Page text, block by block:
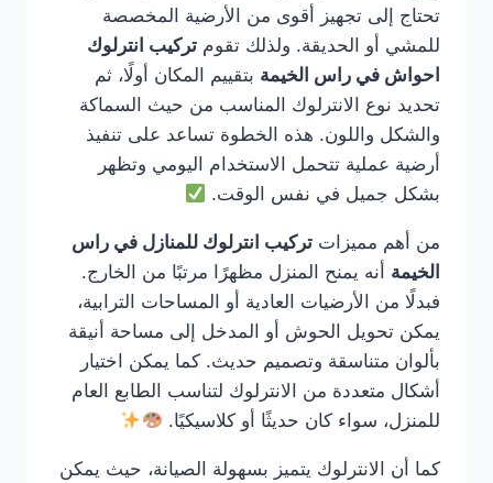
تحتاج إلى تجهيز أقوى من الأرضية المخصصة
للمشي أو الحديقة. ولذلك تقوم تركيب انترلوك
احواش في راس الخيمة بتقييم المكان أولًا، ثم
تحديد نوع الانترلوك المناسب من حيث السماكة
والشكل واللون. هذه الخطوة تساعد على تنفيذ
أرضية عملية تتحمل الاستخدام اليومي وتظهر
بشكل جميل في نفس الوقت.
من أهم مميزات تركيب انترلوك للمنازل في راس
الخيمة أنه يمنح المنزل مظهرًا مرتبًا من الخارج.
فبدلًا من الأرضيات العادية أو المساحات الترابية،
يمكن تحويل الحوش أو المدخل إلى مساحة أنيقة
بألوان متناسقة وتصميم حديث. كما يمكن اختيار
أشكال متعددة من الانترلوك لتناسب الطابع العام
للمنزل، سواء كان حديثًا أو كلاسيكيًا.
كما أن الانترلوك يتميز بسهولة الصيانة، حيث يمكن